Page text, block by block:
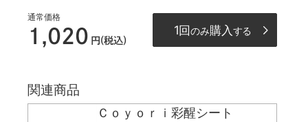
通常価格
1,020 円(税込)
1回のみ購入 する
関連商品
Ｃｏｙｏｒｉ彩醒シート